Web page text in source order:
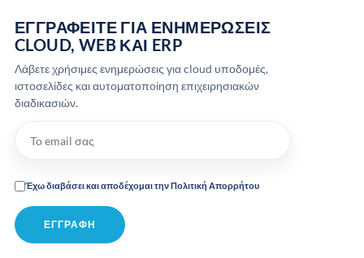
ΕΓΓΡΑΦΕΊΤΕ ΓΙΑ ΕΝΗΜΕΡΏΣΕΙΣ
CLOUD, WEB ΚΑΙ ERP
Λάβετε χρήσιμες ενημερώσεις για cloud υποδομές,
ιστοσελίδες και αυτοματοποίηση επιχειρησιακών
διαδικασιών.
Έχω διαβάσει και αποδέχομαι την Πολιτική Απορρήτου